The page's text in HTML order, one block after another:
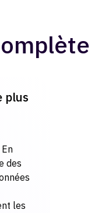
plus
des
les